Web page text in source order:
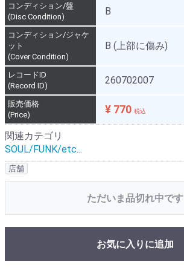
コンディション/盤
(Disc Condition)
B
コンディション/ジャケ
ット
(Cover Condition)
B (上部に傷み)
レコードID
(Record ID)
260702007
販売価格
(Price)
¥ 770 税込
関連カテゴリ
SOUL/FUNK/etc...
店舗
ただいま品切れ中です
お気に入りに追加